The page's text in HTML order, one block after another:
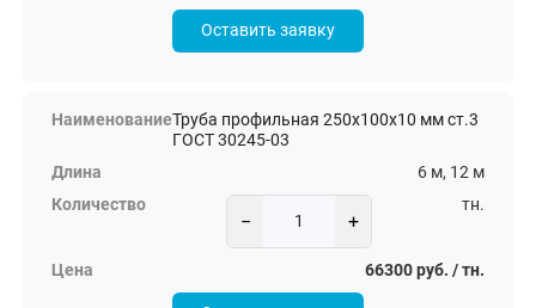
Оставить заявку
Труба профильная 250х100х10 мм ст.3
ГОСТ 30245-03
6 м, 12 м
− +
тн.
66300 руб. / тн.